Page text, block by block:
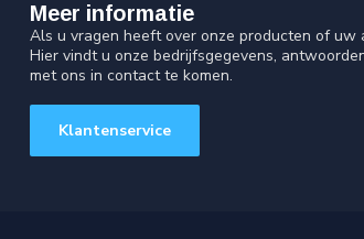
Meer informatie
Als u vragen heeft over onze producten of uw
Hier vindt u onze bedrijfsgegevens,
met ons in contact te komen.
Klantenservice